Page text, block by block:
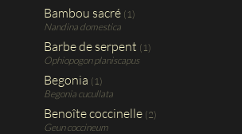
Bambou sacré (1)
Nandina domestica
Barbe de serpent (1)
Ophiopogon planiscapus
Begonia (1)
Begonia cucullata
Benoîte coccinelle (2)
Geun coccineum